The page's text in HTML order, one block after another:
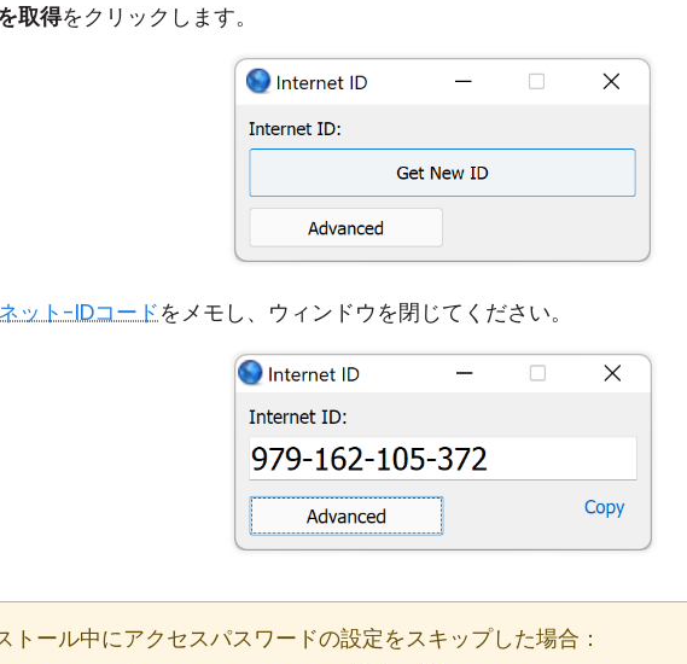
取得をクリックします。
ット-IDコードをメモし、ウィンドウを閉じてください。
トール中にアクセスパスワードの設定をスキップした場合：